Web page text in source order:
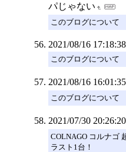
パじゃない
このブログについて
2021/08/16 17:18:38
このブログについて
2021/08/16 16:01:35
このブログについて
2021/07/30 20:26:20
COLNAGO コルナゴ
ラスト1台！